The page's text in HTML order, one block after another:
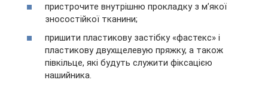
пристрочите внутрішню прокладку з м’якої
зносостійкої тканини;
пришити пластикову застібку «фастекс» і
пластикову двухщелевую пряжку, а також
півкільце, які будуть служити фіксацією
нашийника.